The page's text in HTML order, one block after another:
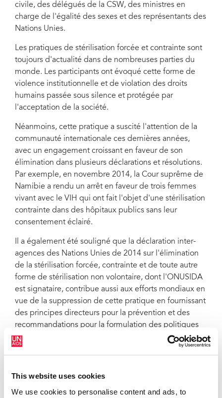
This website uses cookies
We use cookies to personalise content and ads, to
représentants des Nations Unies.
civile, des délégués de la CSW, des ministres en
charge de l'égalité des sexes et des représentants des
Nations Unies.
Les pratiques de stérilisation forcée et contrainte sont
toujours d'actualité dans de nombreuses parties du
monde. Les participants ont évoqué cette forme de
violence institutionnelle et de violation des droits
humains passée sous silence et protégée par
l'acceptation de la société.
Néanmoins, cette pratique a suscité l'attention de la
communauté internationale ces dernières années,
avec un engagement croissant en faveur de son
élimination dans plusieurs déclarations et résolutions.
Par exemple, en novembre 2014, la Cour suprême de
Namibie a rendu un arrêt en faveur de trois femmes
vivant avec le VIH qui ont fait l'objet d'une stérilisation
contrainte dans des hôpitaux publics sans leur
consentement éclairé.
Il a également été souligné que la déclaration inter-
agences des Nations Unies de 2014 sur l'élimination
de la stérilisation forcée, contrainte et de toute autre
forme de stérilisation non volontaire, dont l'ONUSIDA
est signataire, contribue aussi aux efforts mondiaux en
vue de la suppression de cette pratique en fournissant
des principes directeurs pour la prévention et des
recommandations pour la formulation des politiques
légales et la prestation des services.
QUOTES